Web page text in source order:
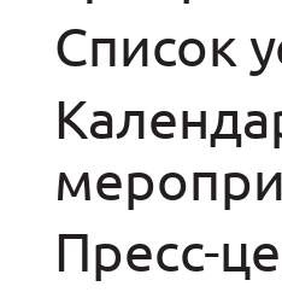
Список
Пресс-